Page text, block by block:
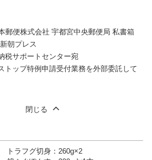
郵便株式会社 宇都宮中央郵便局 私書箱
朝プレス
税サポートセンター宛
トップ特例申請受付業務を外部委託して
閉じる
トラフグ切身：260g×2